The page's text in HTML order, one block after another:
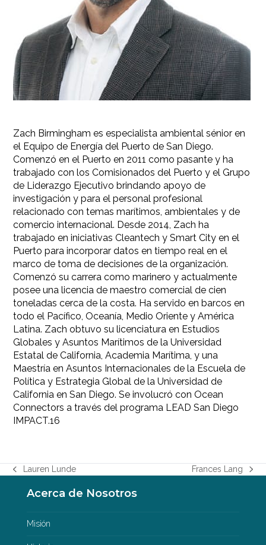
Zach Birmingham es especialista ambiental sénior en
el Equipo de Energía del Puerto de San Diego.
Comenzó en el Puerto en 2011 como pasante y ha
trabajado con los Comisionados del Puerto y el Grupo
de Liderazgo Ejecutivo brindando apoyo de
investigación y para el personal profesional
relacionado con temas marítimos, ambientales y de
comercio internacional. Desde 2014, Zach ha
trabajado en iniciativas Cleantech y Smart City en el
Puerto para incorporar datos en tiempo real en el
marco de toma de decisiones de la organización.
Comenzó su carrera como marinero y actualmente
posee una licencia de maestro comercial de cien
toneladas cerca de la costa. Ha servido en barcos en
todo el Pacífico, Oceanía, Medio Oriente y América
Latina. Zach obtuvo su licenciatura en Estudios
Globales y Asuntos Marítimos de la Universidad
Estatal de California, Academia Marítima, y una
Maestría en Asuntos Internacionales de la Escuela de
Política y Estrategia Global de la Universidad de
California en San Diego. Se involucró con Ocean
Connectors a través del programa LEAD San Diego
IMPACT.16
previous
Lauren Lunde
next
Frances Lang
Acerca de Nosotros
Misión